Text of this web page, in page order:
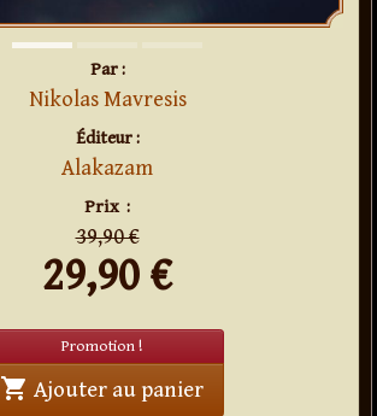
Par :
Nikolas Mavresis
Éditeur :
Alakazam
Prix en
:
39,90 €
29,90 €
Promotion !
shopping_cart Ajouter au panier' . Flix . '